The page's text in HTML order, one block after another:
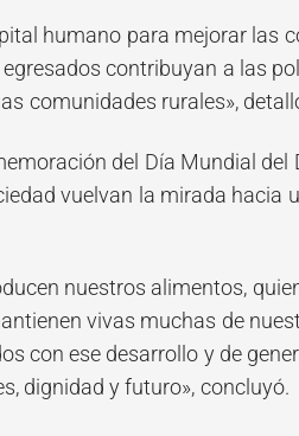
humano para mejorar las
contribuyan a las
comunidades rurales»,
del Día Mundial del
vuelvan la mirada hacia
nuestros alimentos,
vivas muchas de
con ese desarrollo y de
dignidad y futuro», concluyó.